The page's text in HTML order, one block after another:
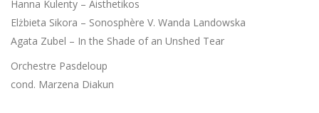
Hanna Kulenty – Aisthetikos
Elżbieta Sikora – Sonosphère V. Wanda Landowska
Agata Zubel – In the Shade of an Unshed Tear
Orchestre Pasdeloup
cond. Marzena Diakun